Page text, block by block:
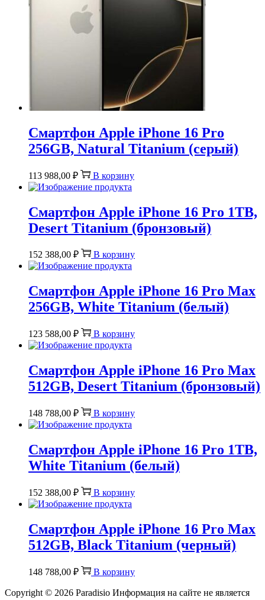
Смартфон Apple iPhone 16 Pro
256GB, Natural Titanium (серый)
113 988,00 ₽ В корзину
Смартфон Apple iPhone 16 Pro 1TB,
Desert Titanium (бронзовый)
152 388,00 ₽ В корзину
Смартфон Apple iPhone 16 Pro Max
256GB, White Titanium (белый)
123 588,00 ₽ В корзину
Смартфон Apple iPhone 16 Pro Max
512GB, Desert Titanium (бронзовый)
148 788,00 ₽ В корзину
Смартфон Apple iPhone 16 Pro 1TB,
White Titanium (белый)
152 388,00 ₽ В корзину
Смартфон Apple iPhone 16 Pro Max
512GB, Black Titanium (черный)
148 788,00 ₽ В корзину
Copyright © 2026 Paradisio Информация на сайте не является